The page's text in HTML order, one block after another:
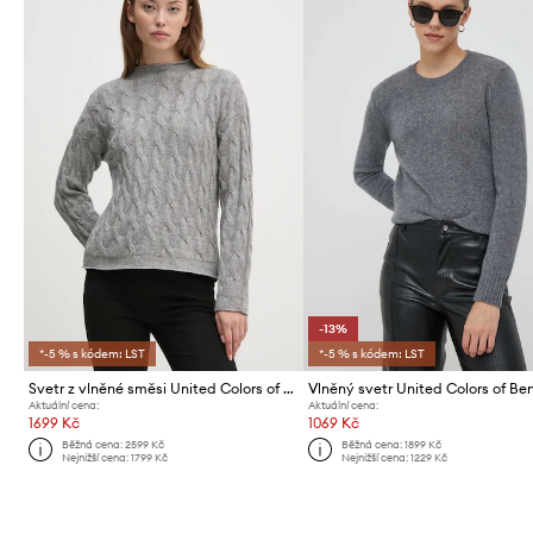
*-5 % s kódem: LST
Svetr z vlněné směsi United Colors of Benetton
Aktuální cena:
1699 Kč
Běžná cena:2599 Kč
Nejnižší cena:1799 Kč
-13%
*-5 % s kódem: LST
Vlněný svetr United Colors of
Aktuální cena:
1069 Kč
Běžná cena: 1899 Kč
Nejnižší cena: 1229 Kč